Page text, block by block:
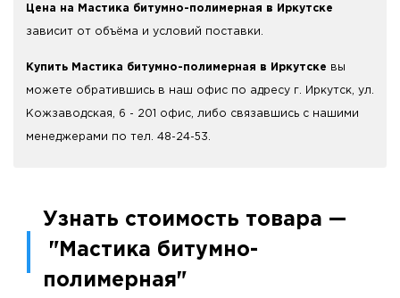
Цена на Мастика битумно-полимерная в Иркутске
зависит от объёма и условий поставки.
Купить Мастика битумно-полимерная в Иркутске вы
можете обратившись в наш офис по адресу г. Иркутск, ул.
Кожзаводская, 6 - 201 офис, либо связавшись с нашими
менеджерами по тел. 48-24-53.
Узнать стоимость товара —
"Мастика битумно-
полимерная"